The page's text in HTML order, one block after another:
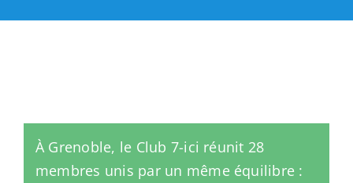
À Grenoble, le Club 7-ici réunit 28
membres unis par un même équilibre :